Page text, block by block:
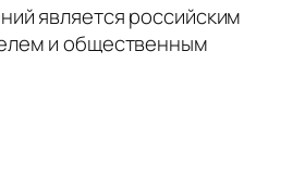
является российским
и общественным